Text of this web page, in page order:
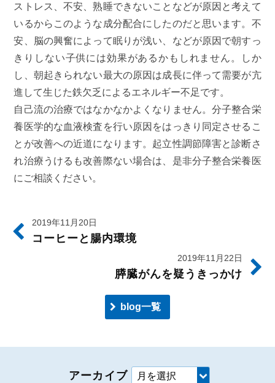
ストレス、不安、熟睡できないことなどが原因と考えて
いるからこのような成分配合にしたのだと思います。不
安、脳の興奮によって眠りが浅い、などが原因で朝すっ
きりしない子供には効果があるかもしれません。しか
し、朝起きられない最大の原因は成長に伴って需要が亢
進して生じた鉄欠乏によるエネルギー不足です。
自己流の治療ではなかなかよくなりません。分子整合栄
養医学的な血液検査を行い原因をはっきり同定させるこ
とが改善への近道になります。起立性調節障害と診断さ
れ治療うけるも改善際ない場合は、是非分子整合栄養医
にご相談ください。
2019年11月20日
コーヒーと腸内環境
2019年11月22日
膵臓がんを疑うきっかけ
blog一覧
アーカイブ